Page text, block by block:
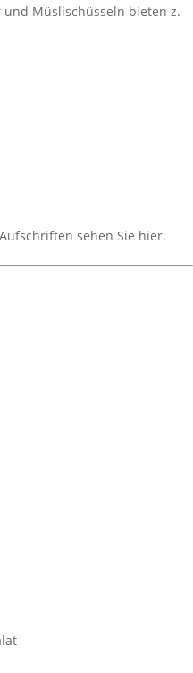
Müslischüsseln bieten z.
sehen Sie hier.